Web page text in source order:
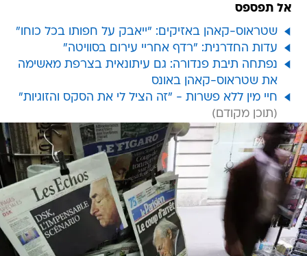
אל תפספס
שטראוס-קאהן באזיקים: "ייאבק על חפותו בכל כוחו"
עדות החדרנית: "רדף אחריי עירום בסוויטה"
נפתחה תיבת פנדורה: גם עיתונאית בצרפת מאשימה
את שטראוס-קאהן באונס
חיי מין ללא פשרות - "זה הציל לי את הסקס והזוגיות"